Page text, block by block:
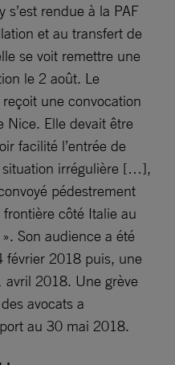
rendue à la PAF
et au transfert de
se voit remettre une
le 2 août. Le
une convocation
Nice. Elle devait être
facilité l’entrée de
situation irrégulière […],
pédestrement
côté Italie au
Son audience a été
février 2018 puis, une
avril 2018. Une grève
avocats a
au 30 mai 2018.